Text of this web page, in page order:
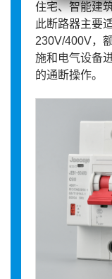
住宅、智能建
此断路器主要
230V/400V，
施和电气设备
的通断操作。